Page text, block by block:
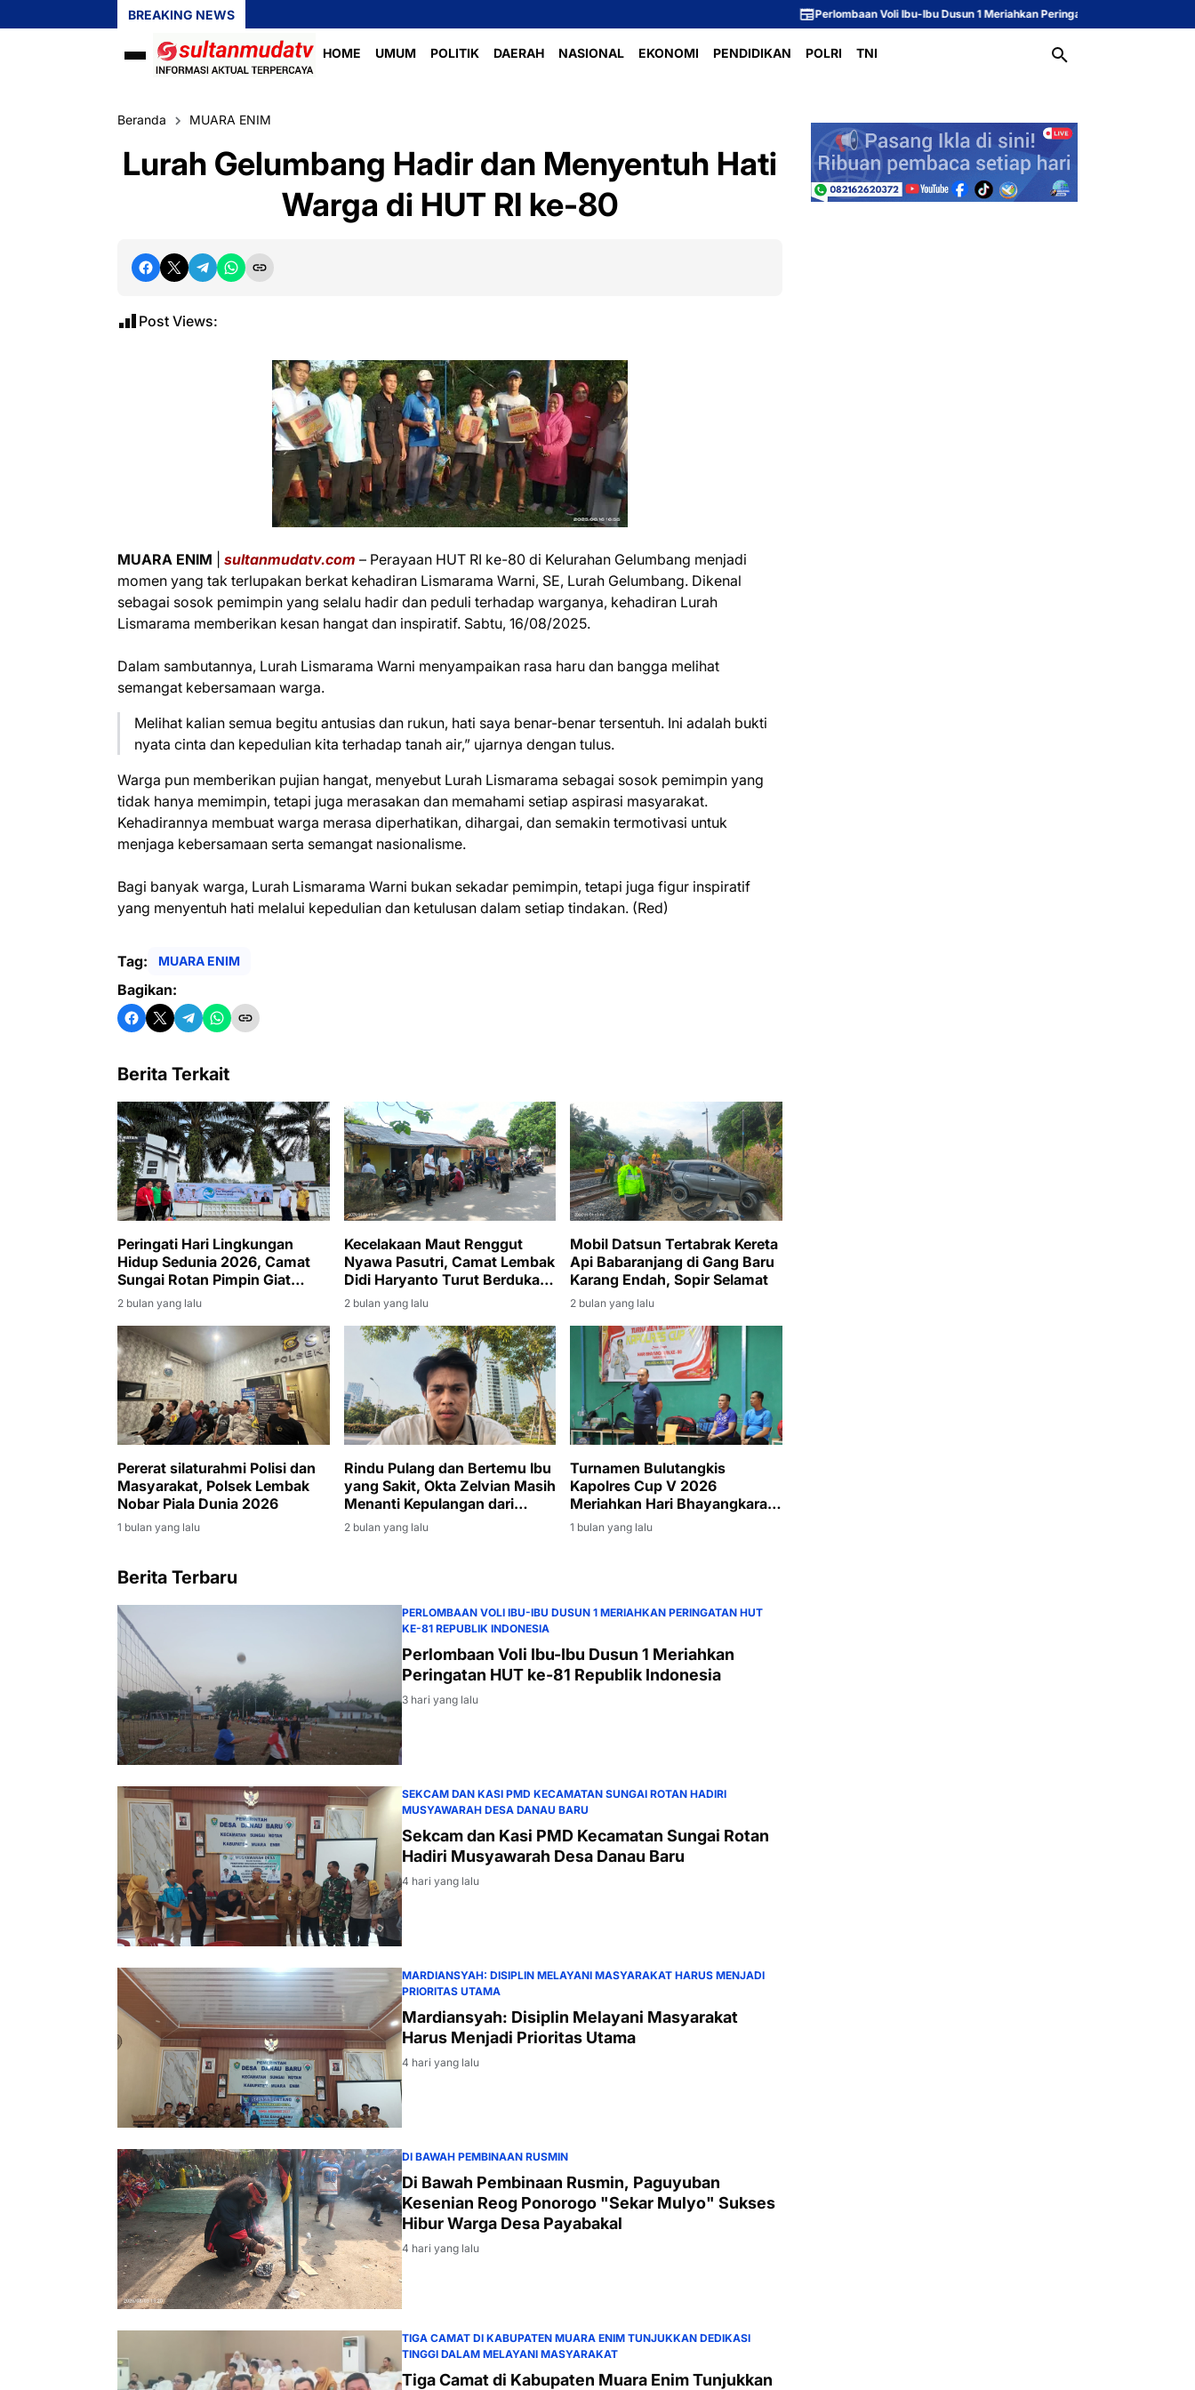
BREAKING NEWS Perlombaan Voli Ibu-Ibu Dusun 1 Meriahkan Peringatan HUT ke-81 Republik Indonesia
HOME UMUM POLITIK DAERAH NASIONAL EKONOMI PENDIDIKAN POLRI TNI
Beranda MUARA ENIM
Lurah Gelumbang Hadir dan Menyentuh Hati
Warga di HUT RI ke-80
Post Views:
MUARA ENIM sultanmudatv.com – Perayaan HUT RI ke-80 di Kelurahan Gelumbang menjadi
momen yang tak terlupakan berkat kehadiran Lismarama Warni, SE, Lurah Gelumbang. Dikenal
sebagai sosok pemimpin yang selalu hadir dan peduli terhadap warganya, kehadiran Lurah
Lismarama memberikan kesan hangat dan inspiratif. Sabtu, 16/08/2025.
Dalam sambutannya, Lurah Lismarama Warni menyampaikan rasa haru dan bangga melihat
semangat kebersamaan warga.
Melihat kalian semua begitu antusias dan rukun, hati saya benar-benar tersentuh. Ini adalah bukti
nyata cinta dan kepedulian kita terhadap tanah air,” ujarnya dengan tulus.
Warga pun memberikan pujian hangat, menyebut Lurah Lismarama sebagai sosok pemimpin yang
tidak hanya memimpin, tetapi juga merasakan dan memahami setiap aspirasi masyarakat.
Kehadirannya membuat warga merasa diperhatikan, dihargai, dan semakin termotivasi untuk
menjaga kebersamaan serta semangat nasionalisme.
Bagi banyak warga, Lurah Lismarama Warni bukan sekadar pemimpin, tetapi juga figur inspiratif
yang menyentuh hati melalui kepedulian dan ketulusan dalam setiap tindakan. (Red)
Tag: MUARA ENIM
Bagikan:
Berita Terkait
Peringati Hari Lingkungan
Hidup Sedunia 2026, Camat
Sungai Rotan Pimpin Giat
Jumat Bersih di Lingkungan
Kantor Kecamatan
2 bulan yang lalu
Kecelakaan Maut Renggut
Nyawa Pasutri, Camat Lembak
Didi Haryanto Turut Berduka
dan Melayat
2 bulan yang lalu
Mobil Datsun Tertabrak Kereta
Api Babaranjang di Gang Baru
Karang Endah, Sopir Selamat
2 bulan yang lalu
Pererat silaturahmi Polisi dan
Masyarakat, Polsek Lembak
Nobar Piala Dunia 2026
1 bulan yang lalu
Rindu Pulang dan Bertemu Ibu
yang Sakit, Okta Zelvian Masih
Menanti Kepulangan dari
Kamboja
2 bulan yang lalu
Turnamen Bulutangkis
Kapolres Cup V 2026
Meriahkan Hari Bhayangkara
ke-80
1 bulan yang lalu
Berita Terbaru
PERLOMBAAN VOLI IBU-IBU DUSUN 1 MERIAHKAN PERINGATAN HUT
KE-81 REPUBLIK INDONESIA
Perlombaan Voli Ibu-Ibu Dusun 1 Meriahkan
Peringatan HUT ke-81 Republik Indonesia
3 hari yang lalu
SEKCAM DAN KASI PMD KECAMATAN SUNGAI ROTAN HADIRI
MUSYAWARAH DESA DANAU BARU
Sekcam dan Kasi PMD Kecamatan Sungai Rotan
Hadiri Musyawarah Desa Danau Baru
4 hari yang lalu
MARDIANSYAH: DISIPLIN MELAYANI MASYARAKAT HARUS MENJADI
PRIORITAS UTAMA
Mardiansyah: Disiplin Melayani Masyarakat
Harus Menjadi Prioritas Utama
4 hari yang lalu
DI BAWAH PEMBINAAN RUSMIN
Di Bawah Pembinaan Rusmin, Paguyuban
Kesenian Reog Ponorogo "Sekar Mulyo" Sukses
Hibur Warga Desa Payabakal
4 hari yang lalu
TIGA CAMAT DI KABUPATEN MUARA ENIM TUNJUKKAN DEDIKASI
TINGGI DALAM MELAYANI MASYARAKAT
Tiga Camat di Kabupaten Muara Enim Tunjukkan